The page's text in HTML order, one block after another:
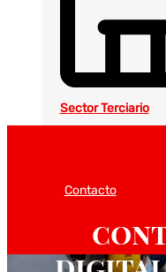
Sector Terciario
Contacto